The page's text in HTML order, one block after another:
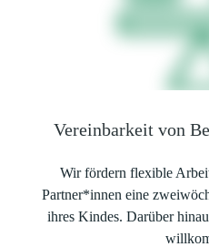
Vereinbarkeit von
Wir fördern flexible
Partner*innen eine
ihres Kindes. Darüber